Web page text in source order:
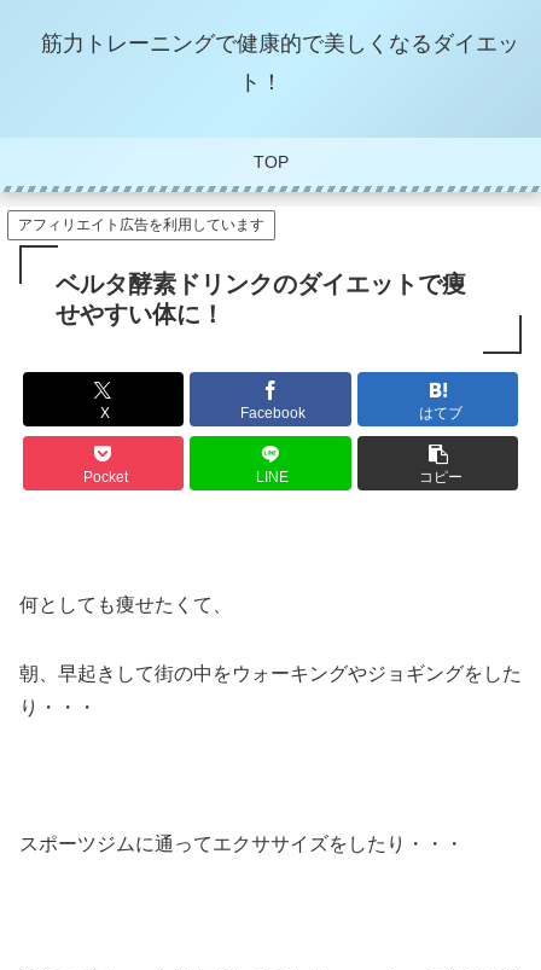
筋力トレーニングで健康的で美しくなるダイエッ
ト！
TOP
アフィリエイト広告を利用しています
ベルタ酵素ドリンクのダイエットで痩
せやすい体に！
X Facebook はてブ
Pocket LINE コピー
何としても痩せたくて、
朝、早起きして街の中をウォーキングやジョギングをした
り・・・
スポーツジムに通ってエクササイズをしたり・・・